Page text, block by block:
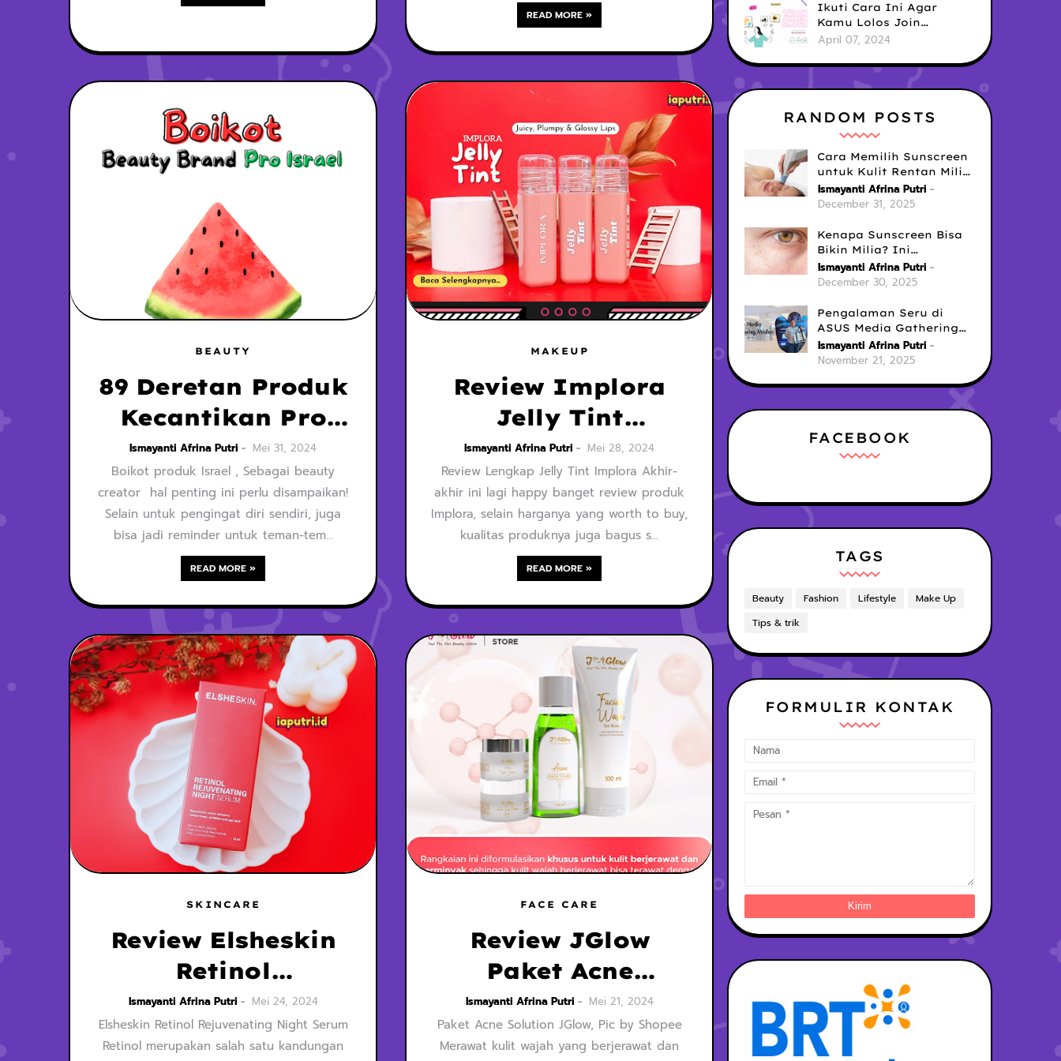
READ MORE »
BEAUTY
89 Deretan Produk
Kecantikan Pro
Israel
Ismayanti Afrina Putri Mei 31, 2024
Boikot produk Israel , Sebagai beauty
creator hal penting ini perlu disampaikan!
Selain untuk pengingat diri sendiri, juga
bisa jadi reminder untuk teman-tem…
READ MORE »
MAKEUP
Review Implora
Jelly Tint
Mariposa &
Sangria, Produk
Best Seller yang
Ampuh Lembabkan
Bibir!
Ismayanti Afrina Putri Mei 28, 2024
Review Lengkap Jelly Tint Implora Akhir-
akhir ini lagi happy banget review produk
Implora, selain harganya yang worth to buy,
kualitas produknya juga bagus s…
READ MORE »
SKINCARE
Review Elsheskin
Retinol
Rejuvenating
Night Serum,
Ismayanti Afrina Putri Mei 24, 2024
Elsheskin Retinol Rejuvenating Night Serum
Retinol merupakan salah satu kandungan
FACE CARE
Review JGlow
Paket Acne
Solution, Cocok
untuk Kulit
Ismayanti Afrina Putri Mei 21, 2024
Paket Acne Solution JGlow, Pic by Shopee
Merawat kulit wajah yang berjerawat dan
Ikuti Cara Ini Agar
Kamu Lolos Join
Komunitas Kecantikan
April 07, 2024
RANDOM POSTS
Cara Memilih Sunscreen
untuk Kulit Rentan Milia
(Agar Aman Dipakai
Setiap Hari)
Ismayanti Afrina Putri
December 31, 2025
Kenapa Sunscreen Bisa
Bikin Milia? Ini
Penyebab, Kesalahan
Umum, dan Cara
Ismayanti Afrina Putri
December 30, 2025
Pengalaman Seru di
ASUS Media Gathering
Medan: Teknologi AI,
Laptop Gaming No.1
Ismayanti Afrina Putri
November 21, 2025
FACEBOOK
TAGS
Beauty Fashion Lifestyle
Make Up
Tips & trik
FORMULIR KONTAK